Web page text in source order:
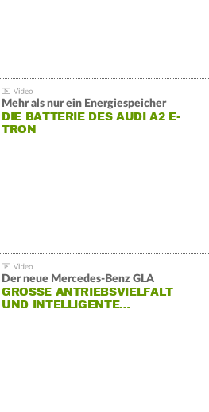
Mehr als nur ein Energiespeicher
DIE BATTERIE DES AUDI A2 E-
TRON
Der neue Mercedes-Benz GLA
GROSSE ANTRIEBSVIELFALT U
ND INTELLIGENTE…